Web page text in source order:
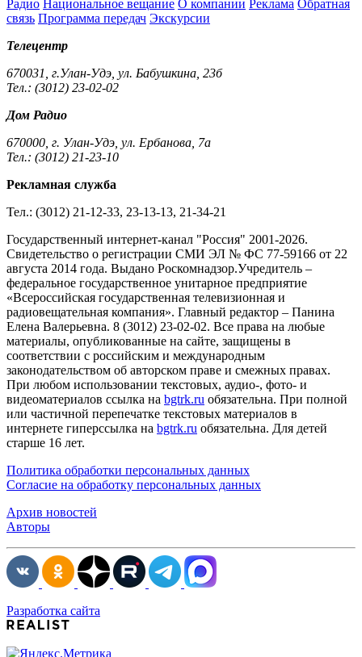
Радио Национальное вещание О компании Реклама Обратная
связь Программа передач Экскурсии
Телецентр
670031, г.Улан-Удэ, ул. Бабушкина, 23б
Тел.: (3012) 23-02-02
Дом Радио
670000, г. Улан-Удэ, ул. Ербанова, 7а
Тел.: (3012) 21-23-10
Рекламная служба
Тел.: (3012) 21-12-33, 23-13-13, 21-34-21
Государственный интернет-канал "Россия" 2001-2026.
Cвидетельство о регистрации СМИ ЭЛ № ФС 77-59166 от 22
августа 2014 года. Выдано Роскомнадзор.Учредитель –
федеральное государственное унитарное предприятие
«Всероссийская государственная телевизионная и
радиовещательная компания». Главный редактор – Панина
Елена Валерьевна. 8 (3012) 23-02-02. Все права на любые
материалы, опубликованные на сайте, защищены в
соответствии с российским и международным
законодательством об авторском праве и смежных правах.
При любом использовании текстовых, аудио-, фото- и
видеоматериалов ссылка на bgtrk.ru обязательна. При полной
или частичной перепечатке текстовых материалов в
интернете гиперссылка на bgtrk.ru обязательна. Для детей
старше 16 лет.
Политика обработки персональных данных
Согласие на обработку персональных данных
Архив новостей
Авторы
Разработка сайта